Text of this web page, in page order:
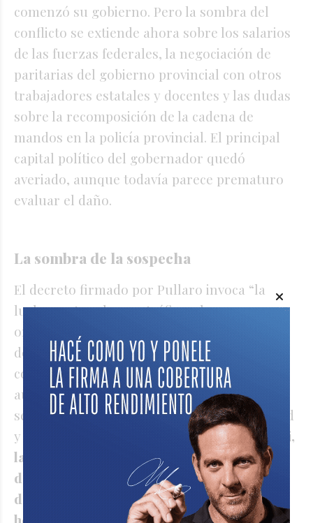
comenzó su gobierno. Pero la sombra del
conflicto se extiende ahora sobre los salarios
de las fuerzas federales, la negociación de
paritarias del gobierno provincial con otros
trabajadores estatales y docentes y las dudas
sobre la recomposición de la cadena de
mandos en la policía provincial. El principal
capital político del gobernador quedó
averiado, aunque todavía parece prematuro
evaluar el daño.
La sombra de la sospecha
El decreto firmado por Pullaro invoca “la
lucha contra el narcotráfico y las
organizaciones criminales”, “el contexto
delictivo vigente” y “la restauración del
control de las cárceles” para justificar un
aumento salarial que prioriza al personal de
seguridad por encima de los agentes de salud
y los docentes.
Según el ministro Cococcioni,
la protesta fue incentivada precisamente
desde las cárceles pero no ya por miembros
de bandas sino por policías “vinculados a